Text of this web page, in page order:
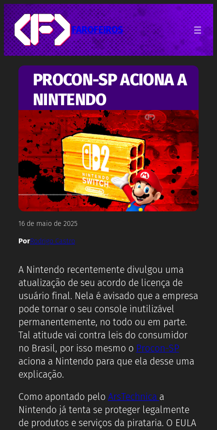
Pular
para
o
conteúdo
FAROFEIROS
PROCON-SP ACIONA A
NINTENDO
16 de maio de 2025
PorRodrigo Castro
A Nintendo recentemente divulgou uma
atualização de seu acordo de licença de
usuário final. Nela é avisado que a empresa
pode tornar o seu console inutilizável
permanentemente, no todo ou em parte.
Tal atitude vai contra leis do consumidor
no Brasil, por isso mesmo o Procon-SP
aciona a Nintendo para que ela desse uma
explicação.
Como apontado pelo ArsTechnica a
Nintendo já tenta se proteger legalmente
de produtos e serviços da pirataria. O EULA